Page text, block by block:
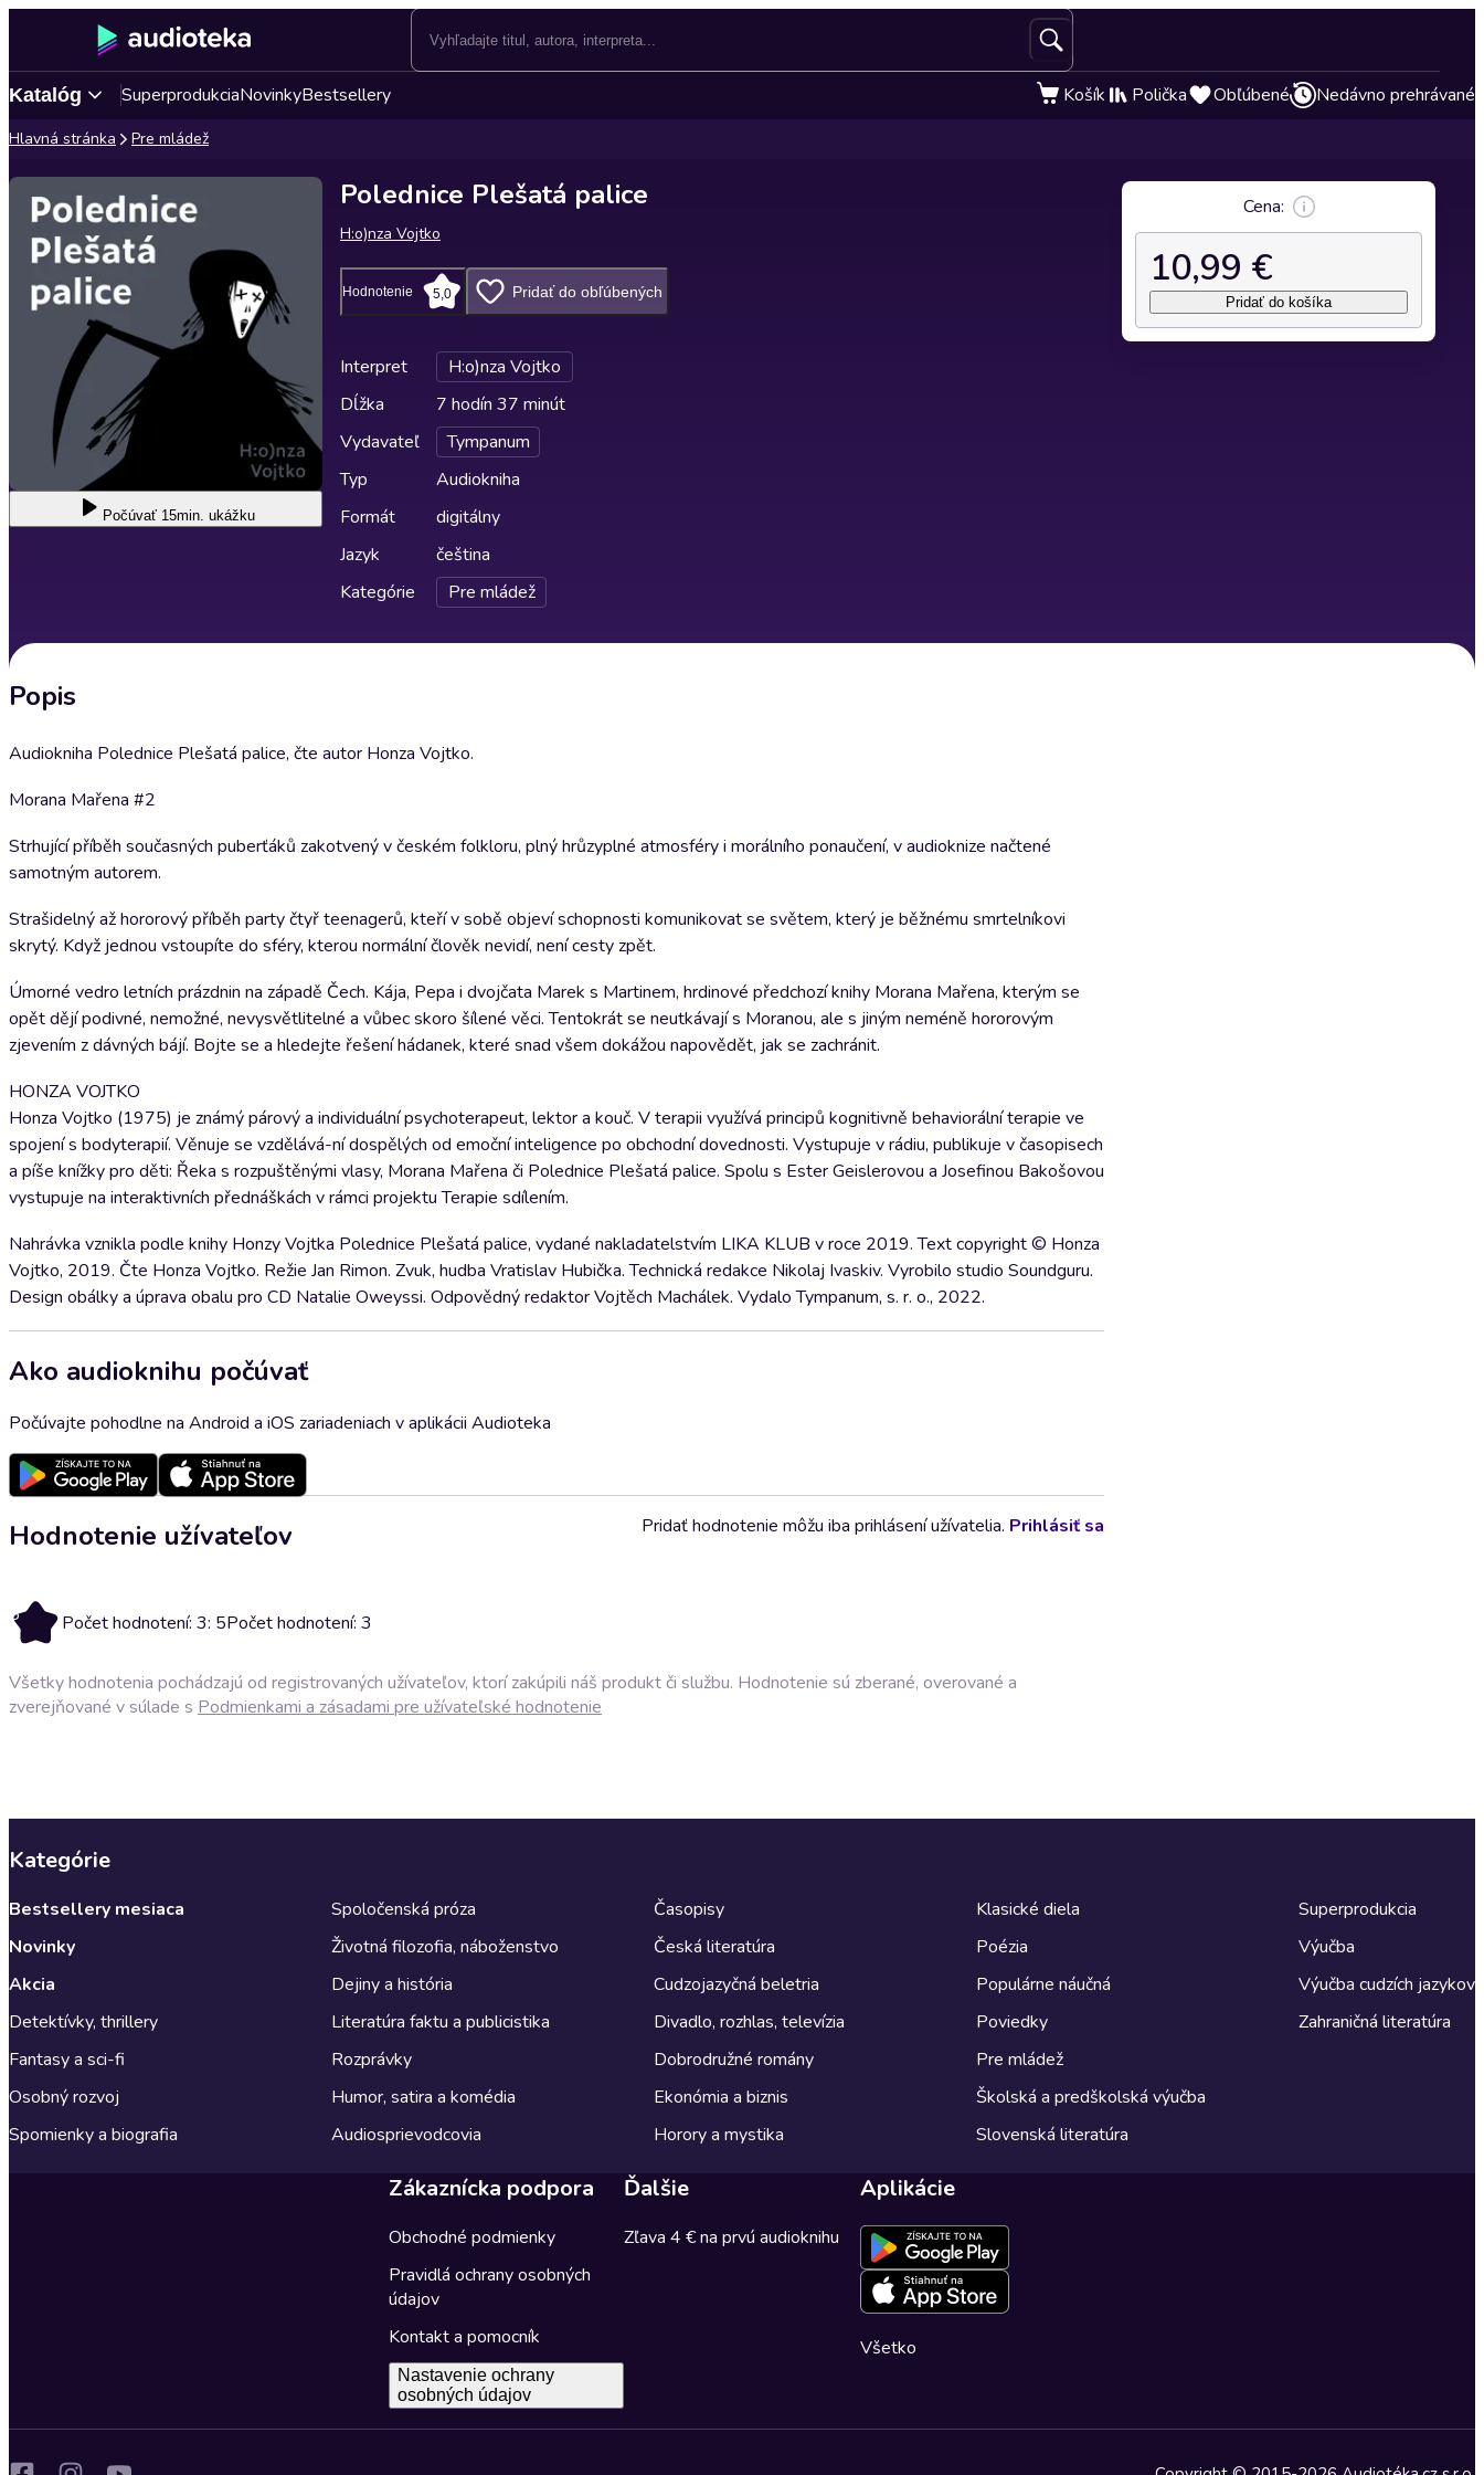
Katalóg SuperprodukciaNovinkyBestsellery Košík Polička Obľúbené Nedávno prehrávané
Hlavná stránka Pre mládež
Počúvať 15min. ukážku
Polednice Plešatá palice
H:o)nza Vojtko
Hodnotenie 5,0 Pridať do obľúbených
Interpret
H:o)nza Vojtko
Dĺžka
7 hodín 37 minút
Vydavateľ
Tympanum
Typ
Audiokniha
Formát
digitálny
Jazyk
čeština
Kategórie
Pre mládež
Popis
Audiokniha Polednice Plešatá palice, čte autor Honza Vojtko.
Morana Mařena #2
Strhující příběh současných puberťáků zakotvený v českém folkloru, plný hrůzyplné atmosféry i morálního ponaučení, v audioknize načtené
samotným autorem.
Strašidelný až hororový příběh party čtyř teenagerů, kteří v sobě objeví schopnosti komunikovat se světem, který je běžnému smrtelníkovi
skrytý. Když jednou vstoupíte do sféry, kterou normální člověk nevidí, není cesty zpět.
Úmorné vedro letních prázdnin na západě Čech. Kája, Pepa i dvojčata Marek s Martinem, hrdinové předchozí knihy Morana Mařena, kterým se
opět dějí podivné, nemožné, nevysvětlitelné a vůbec skoro šílené věci. Tentokrát se neutkávají s Moranou, ale s jiným neméně hororovým
zjevením z dávných bájí. Bojte se a hledejte řešení hádanek, které snad všem dokážou napovědět, jak se zachránit.
HONZA VOJTKO
Honza Vojtko (1975) je známý párový a individuální psychoterapeut, lektor a kouč. V terapii využívá principů kognitivně behaviorální terapie ve
spojení s bodyterapií. Věnuje se vzdělává-ní dospělých od emoční inteligence po obchodní dovednosti. Vystupuje v rádiu, publikuje v časopisech
a píše knížky pro děti: Řeka s rozpuštěnými vlasy, Morana Mařena či Polednice Plešatá palice. Spolu s Ester Geislerovou a Josefinou Bakošovou
vystupuje na interaktivních přednáškách v rámci projektu Terapie sdílením.
Nahrávka vznikla podle knihy Honzy Vojtka Polednice Plešatá palice, vydané nakladatelstvím LIKA KLUB v roce 2019. Text copyright © Honza
Vojtko, 2019. Čte Honza Vojtko. Režie Jan Rimon. Zvuk, hudba Vratislav Hubička. Technická redakce Nikolaj Ivaskiv. Vyrobilo studio Soundguru.
Design obálky a úprava obalu pro CD Natalie Oweyssi. Odpovědný redaktor Vojtěch Machálek. Vydalo Tympanum, s. r. o., 2022.
Ako audioknihu počúvať
Počúvajte pohodlne na Android a iOS zariadeniach v aplikácii Audioteka
Hodnotenie užívateľov
5 Počet hodnotení: 3: 5Počet hodnotení: 3
Pridať hodnotenie môžu iba prihlásení užívatelia. Prihlásiť sa
Všetky hodnotenia pochádzajú od registrovaných užívateľov, ktorí zakúpili náš produkt či službu. Hodnotenie sú zberané, overované a
zverejňované v súlade s Podmienkami a zásadami pre užívateľské hodnotenie
Cena:
10,99 €
Pridať do košíka
Kategórie
Bestsellery mesiaca
Novinky
Akcia
Detektívky, thrillery
Fantasy a sci-fi
Osobný rozvoj
Spomienky a biografia
Spoločenská próza
Životná filozofia, náboženstvo
Dejiny a história
Literatúra faktu a publicistika
Rozprávky
Humor, satira a komédia
Audiosprievodcovia
Časopisy
Česká literatúra
Cudzojazyčná beletria
Divadlo, rozhlas, televízia
Dobrodružné romány
Ekonómia a biznis
Horory a mystika
Klasické diela
Poézia
Populárne náučná
Poviedky
Pre mládež
Školská a predškolská výučba
Slovenská literatúra
Superprodukcia
Výučba
Výučba cudzích jazykov
Zahraničná literatúra
Zákaznícka podpora
Obchodné podmienky
Pravidlá ochrany osobných
údajov
Kontakt a pomocník
Nastavenie ochrany
osobných údajov
Ďalšie
Zľava 4 € na prvú audioknihu
Aplikácie
Všetko